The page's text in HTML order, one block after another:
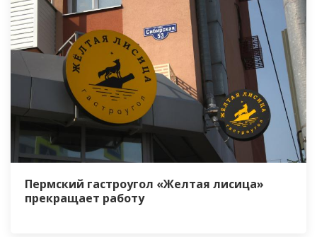
Пермский гастроугол «Желтая лисица»
прекращает работу